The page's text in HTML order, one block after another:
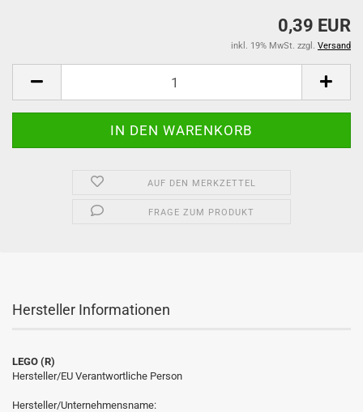
0,39 EUR
inkl. 19% MwSt. zzgl. Versand
AUF DEN MERKZETTEL
FRAGE ZUM PRODUKT
Hersteller Informationen
LEGO (R)
Hersteller/EU Verantwortliche Person
Hersteller/Unternehmensname: